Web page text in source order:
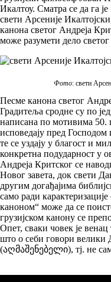
Икалтоу. Сматра се да га
свети Арсеније
канона светог Андреја
може разумети дело
Фото: свети
Песме канона светог
Градитеља сродне су по
написана по мотивима 50.
исповедају пред Господом
те се уздају у благост и
конкретна подударност у
Андреја Критског се
Новог завета, док свети
другим догађајима
само ради
каноном“ може да се
грузијском канону се
Опет, сваки човек је
што о себи говори
(აღმაშენებელი), тј. не